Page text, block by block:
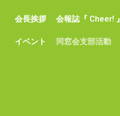
会長挨拶 会報誌『 Cheer! 』
イベント 同窓会支部活動